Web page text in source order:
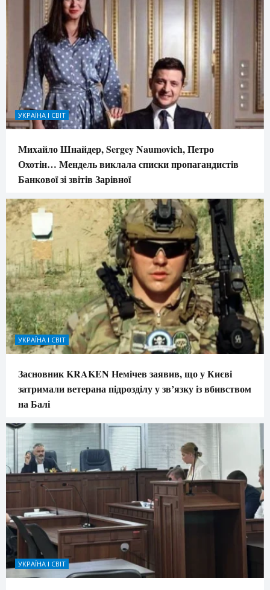
УКРАЇНА І СВІТ
Михайло Шнайдер, Sergey Naumovich, Петро
Охотін… Мендель виклала списки пропагандистів
Банкової зі звітів Зарівної
УКРАЇНА І СВІТ
Засновник KRAKEN Немічев заявив, що у Києві
затримали ветерана підрозділу у зв’язку із вбивством
на Балі
УКРАЇНА І СВІТ